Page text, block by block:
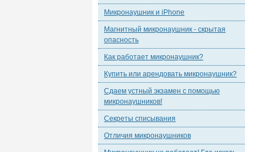
Микронаушник и iPhone
Магнитный микронаушник - скрытая
опасность
Как работает микронаушник?
Купить или арендовать микронаушник?
Сдаем устный экзамен с помощью
микронаушников!
Секреты списывания
Отличия микронаушников